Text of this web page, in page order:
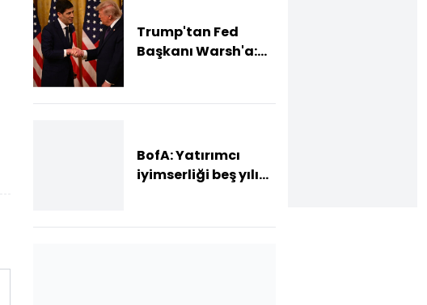
Trump'tan Fed
Başkanı Warsh'a:
değil
BofA: Yatırımcı
iyimserliği beş yılın